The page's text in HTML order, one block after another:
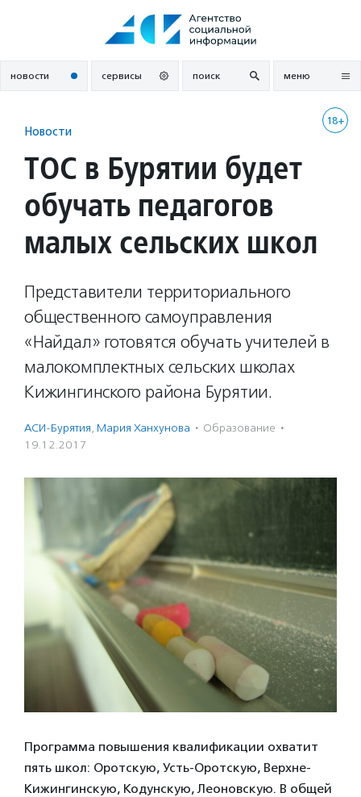
новости сервисы поиск меню
18+
Новости
ТОС в Бурятии будет
обучать педагогов
малых сельских школ
Представители территориального
общественного самоуправления
«Найдал» готовятся обучать учителей в
малокомплектных сельских школах
Кижингинского района Бурятии.
АСИ-Бурятия, Мария Ханхунова · Образование ·
19.12.2017
Программа повышения квалификации охватит
пять школ: Оротскую, Усть-Оротскую, Верхне-
Кижингинскую, Кодунскую, Леоновскую. В общей